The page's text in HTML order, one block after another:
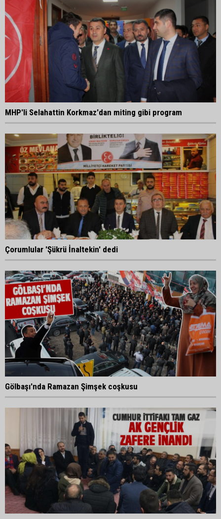
MHP'li Selahattin Korkmaz'dan miting gibi program
Çorumlular 'Şükrü İnaltekin' dedi
Gölbaşı'nda Ramazan Şimşek coşkusu